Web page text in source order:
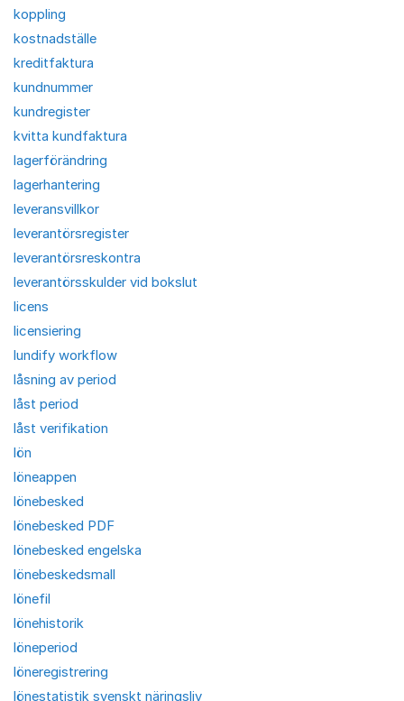
koppling
kostnadställe
kreditfaktura
kundnummer
kundregister
kvitta kundfaktura
lagerförändring
lagerhantering
leveransvillkor
leverantörsregister
leverantörsreskontra
leverantörsskulder vid bokslut
licens
licensiering
lundify workflow
låsning av period
låst period
låst verifikation
lön
löneappen
lönebesked
lönebesked PDF
lönebesked engelska
lönebeskedsmall
lönefil
lönehistorik
löneperiod
löneregistrering
lönestatistik svenskt näringsliv